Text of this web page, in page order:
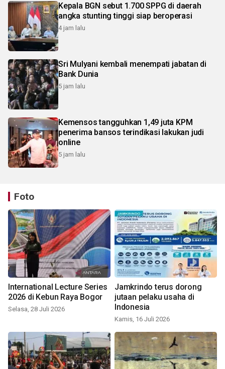
Kepala BGN sebut 1.700 SPPG di daerah
angka stunting tinggi siap beroperasi
4 jam lalu
Sri Mulyani kembali menempati jabatan di
Bank Dunia
5 jam lalu
Kemensos tangguhkan 1,49 juta KPM
penerima bansos terindikasi lakukan judi
online
5 jam lalu
Foto
International Lecture Series
2026 di Kebun Raya Bogor
Selasa, 28 Juli 2026
Jamkrindo terus dorong
jutaan pelaku usaha di
Indonesia
Kamis, 16 Juli 2026